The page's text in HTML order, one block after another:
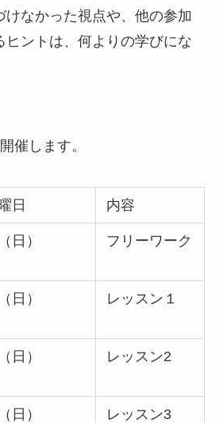
けなかった視点や、他の参加
ヒントは、何よりの学びにな
催します。
日 内容
（日） フリーワーク
（日） レッスン１
（日） レッスン2
（日） レッスン3